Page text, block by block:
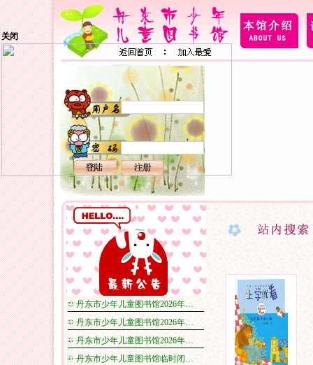
关闭
丹东市少年儿童图书馆2026年…
丹东市少年儿童图书馆2026年…
丹东市少年儿童图书馆2026年…
丹东市少年儿童图书馆临时闭…